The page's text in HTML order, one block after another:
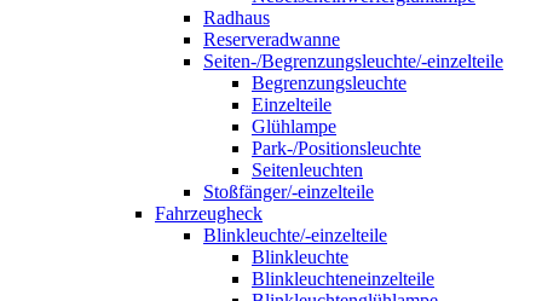
Radhaus
Reserveradwanne
Seiten-/Begrenzungsleuchte/-einzelteile
Begrenzungsleuchte
Einzelteile
Glühlampe
Park-/Positionsleuchte
Seitenleuchten
Stoßfänger/-einzelteile
Fahrzeugheck
Blinkleuchte/-einzelteile
Blinkleuchte
Blinkleuchteneinzelteile